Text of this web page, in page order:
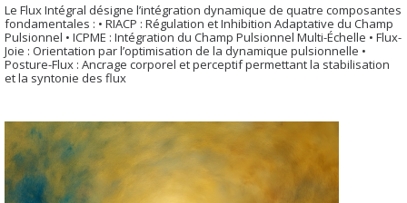
Le Flux Intégral désigne l’intégration dynamique de quatre composantes
fondamentales : • RIACP : Régulation et Inhibition Adaptative du Champ
Pulsionnel • ICPME : Intégration du Champ Pulsionnel Multi-Échelle • Flux-
Joie : Orientation par l’optimisation de la dynamique pulsionnelle •
Posture-Flux : Ancrage corporel et perceptif permettant la stabilisation
et la syntonie des flux